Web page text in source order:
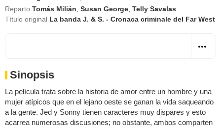
Reparto Tomás Milián Susan George Telly Savalas
Título original La banda J. & S. - Cronaca criminale del Far West
Sinopsis
La película trata sobre la historia de amor entre un hombre y una
mujer atípicos que en el lejano oeste se ganan la vida saqueando
a la gente. Jed y Sonny tienen caracteres muy dispares y esto
acarrea numerosas discusiones; no obstante, ambos comparten